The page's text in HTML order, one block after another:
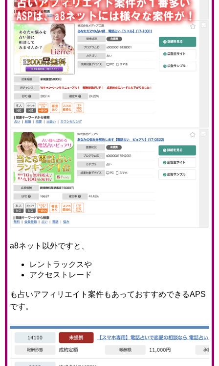
a8ネット以外ですと、
レントラックスや
アクセストレード
も占いアフィリエイト案件もあっておすすめできるAPS
です。